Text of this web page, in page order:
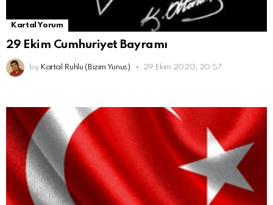
Kartal Yorum
29 Ekim Cumhuriyet Bayramı
by Kartal Ruhlu (Bizim Yunus) 29 Ekim 2020, 20:57